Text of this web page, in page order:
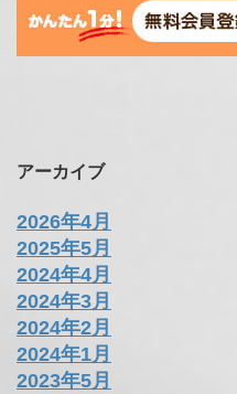
アーカイブ
2026年4月
2025年5月
2024年4月
2024年3月
2024年2月
2024年1月
2023年5月